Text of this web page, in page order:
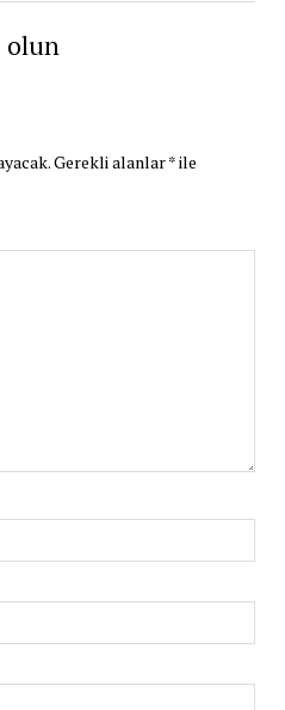
olun
Gerekli alanlar*ile